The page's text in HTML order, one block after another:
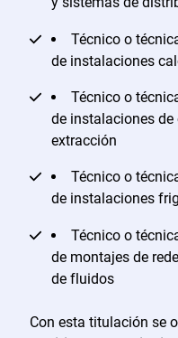
Técnico o
de instalaciones
Técnico o
de instalaciones
extracción
Técnico o
de instalaciones
Técnico o
de montajes de
de fluidos
Con esta titulación se